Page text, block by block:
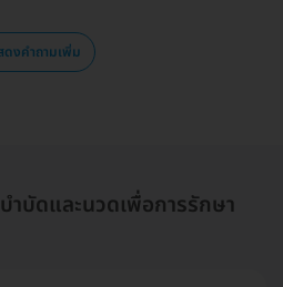
ดงคำถามเพิ่ม
บัดและนวดเพื่อการรักษา